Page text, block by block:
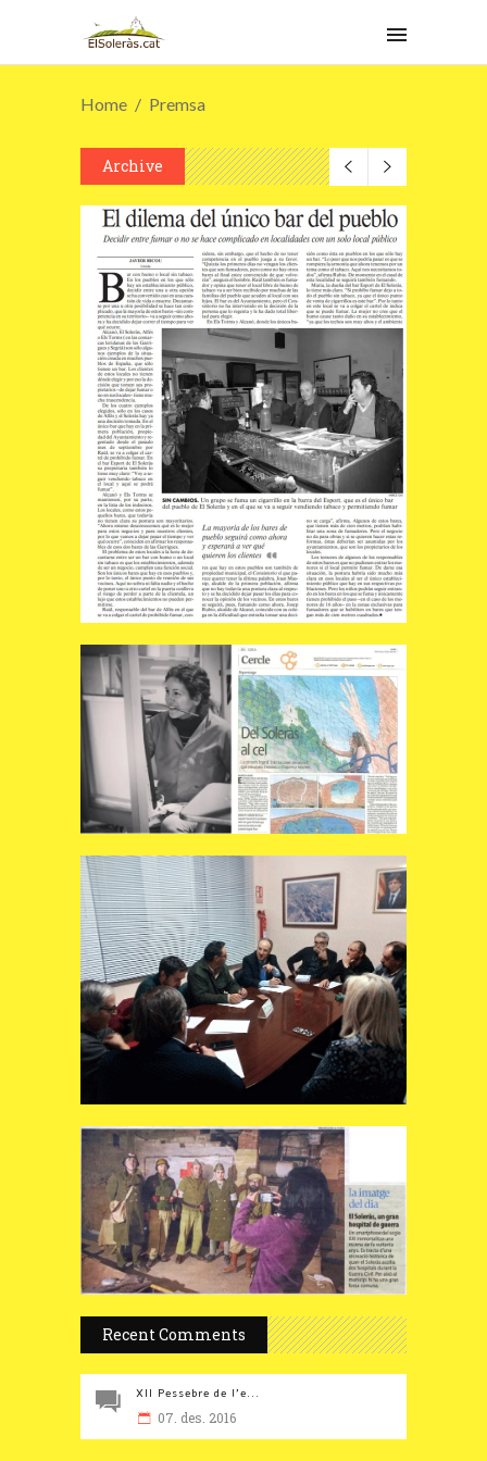
Home Premsa
Archive
Recent Comments
XII Pessebre de l’e...
07. des. 2016